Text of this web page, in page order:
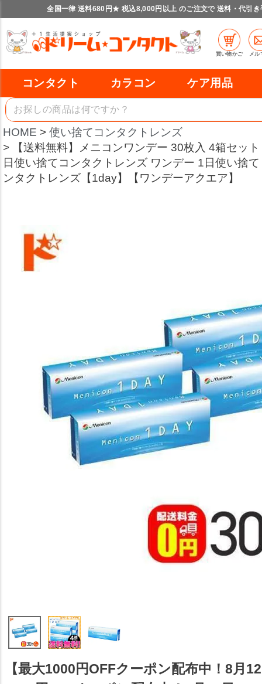
全国一律 送料680円★ 税込8,000円以上 のご注文で 送料・代引き
買い物かご メル
コンタクト カラコン ケア用品
HOME
使い捨てコンタクトレンズ
【送料無料】メニコンワンデー 30枚入 4箱セッ
日使い捨てコンタクトレンズ ワンデー 1日使い捨
ンタクトレンズ【1day】【ワンデーアクエア】
【最大1000円OFFクーポン配布中！8月